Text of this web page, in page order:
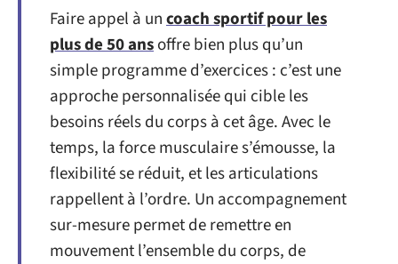
Faire appel à uncoach sportif pour les
plus de 50 ansoffre bien plus qu’un
simple programme d’exercices : c’est une
approche personnalisée qui cible les
besoins réels du corps à cet âge. Avec le
temps, la force musculaire s’émousse, la
flexibilité se réduit, et les articulations
rappellent à l’ordre. Un accompagnement
sur-mesure permet de remettre en
mouvement l’ensemble du corps, de